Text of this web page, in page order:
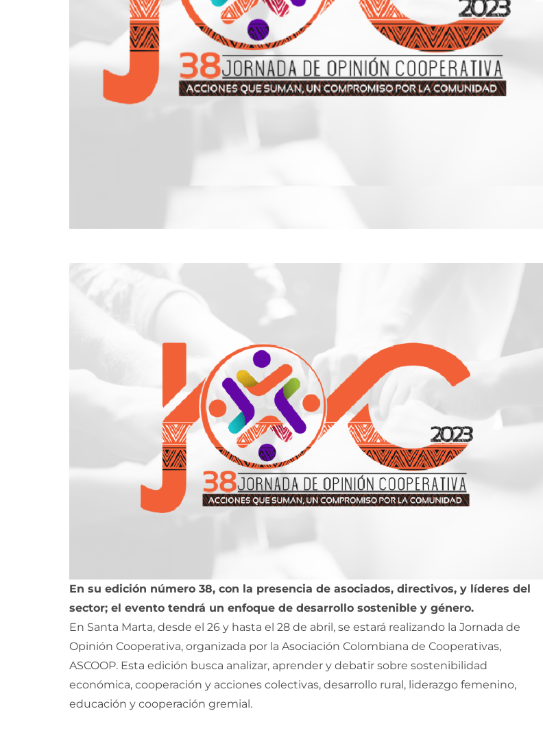
En su edición número 38, con la presencia de asociados, directivos, y líderes del
sector; el evento tendrá un enfoque de desarrollo sostenible y género.
En Santa Marta, desde el 26 y hasta el 28 de abril, se estará realizando la Jornada de
Opinión Cooperativa, organizada por la Asociación Colombiana de Cooperativas,
ASCOOP. Esta edición busca analizar, aprender y debatir sobre sostenibilidad
económica, cooperación y acciones colectivas, desarrollo rural, liderazgo femenino,
educación y cooperación gremial.